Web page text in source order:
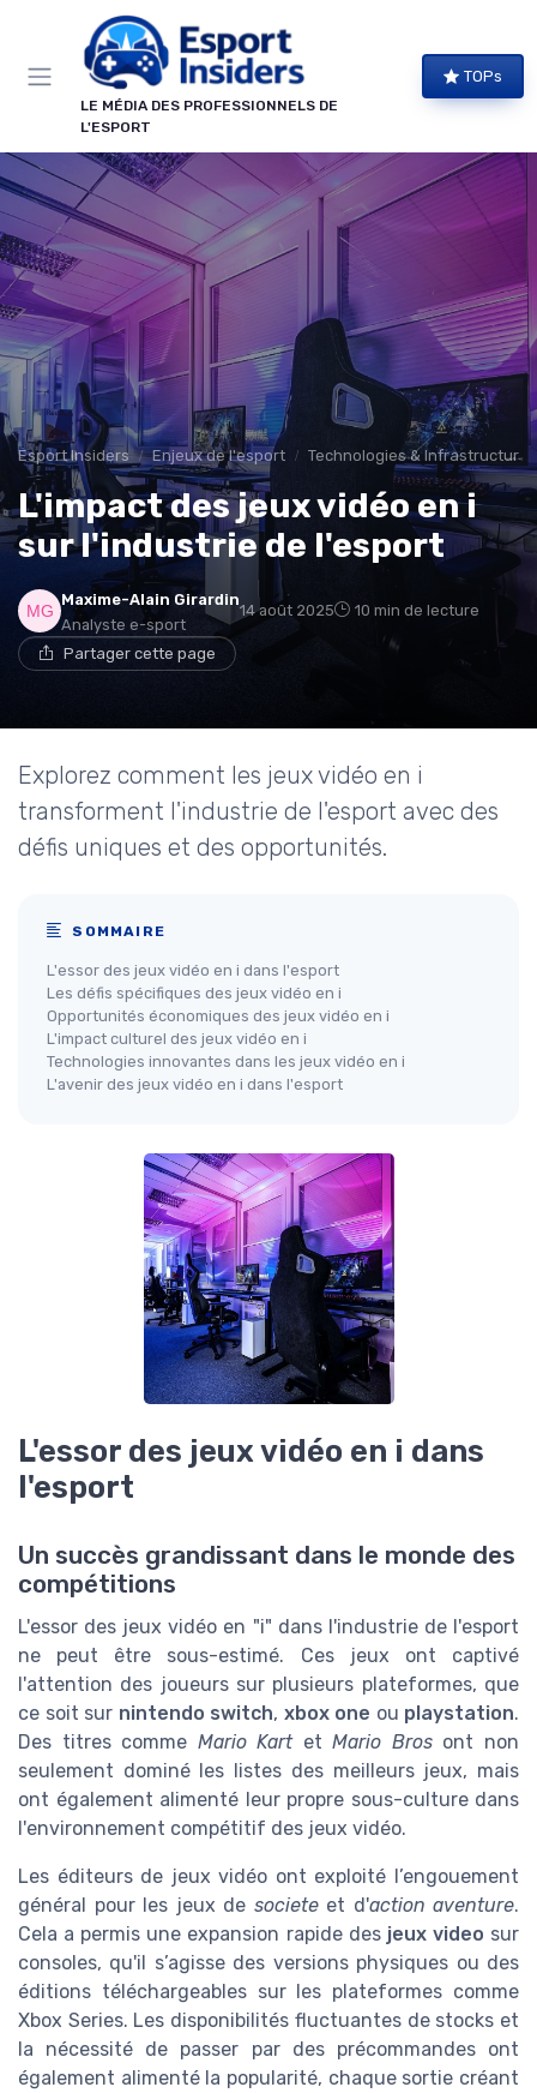
LE MÉDIA DES PROFESSIONNELS DE
L'ESPORT
TOPs
Esport Insiders Enjeux de l'esport Technologies & Infrastructures
L'impact des jeux vidéo en i
sur l'industrie de l'esport
Maxime-Alain Girardin
Analyste e-sport
14 août 2025 10 min de lecture
Partager cette page
Explorez comment les jeux vidéo en i
transforment l'industrie de l'esport avec des
défis uniques et des opportunités.
SOMMAIRE
L'essor des jeux vidéo en i dans l'esport
Les défis spécifiques des jeux vidéo en i
Opportunités économiques des jeux vidéo en i
L'impact culturel des jeux vidéo en i
Technologies innovantes dans les jeux vidéo en i
L'avenir des jeux vidéo en i dans l'esport
L'essor des jeux vidéo en i dans
l'esport
Un succès grandissant dans le monde des
compétitions
L'essor des jeux vidéo en "i" dans l'industrie de l'esport
ne peut être sous-estimé. Ces jeux ont captivé
l'attention des joueurs sur plusieurs plateformes, que
ce soit sur nintendo switch, xbox one ou playstation.
Des titres comme Mario KartetMario Brosont non
seulement dominé les listes des meilleurs jeux, mais
ont également alimenté leur propre sous-culture dans
l'environnement compétitif des jeux vidéo.
Les éditeurs de jeux vidéo ont exploité l’engouement
général pour les jeux de societeet d'action aventure.
Cela a permis une expansion rapide des jeux video sur
consoles, qu'il s’agisse des versions physiques ou des
éditions téléchargeables sur les plateformes comme
Xbox Series. Les disponibilités fluctuantes de stocks et
la nécessité de passer par des précommandes ont
également alimenté la popularité, chaque sortie créant
Panneau de gestion des cookies